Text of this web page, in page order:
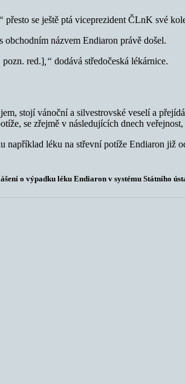
přesto se ještě ptá viceprezident ČLnK své
názvem Endiaron právě došel.
red.] ,“ dodává středočeská lékárnice.
stojí vánoční a silvestrovské veselí a
se zřejmě v následujících dnech
léku na střevní potíže Endiaron již
o výpadku léku Endiaron v systému Státního